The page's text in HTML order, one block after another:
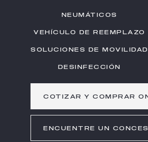
NEUMÁTICOS
VEHÍCULO DE REEMPLAZO
SOLUCIONES DE MOVILIDAD
DESINFECCIÓN
COTIZAR Y COMPRAR
ENCUENTRE UN